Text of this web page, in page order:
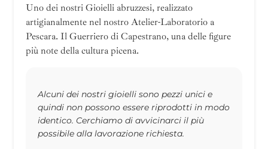
Uno dei nostri Gioielli abruzzesi, realizzato
artigianalmente nel nostro Atelier-Laboratorio a
Pescara. Il Guerriero di Capestrano, una delle figure
più note della cultura picena.
Alcuni dei nostri gioielli sono pezzi unici e
quindi non possono essere riprodotti in modo
identico. Cerchiamo di avvicinarci il più
possibile alla lavorazione richiesta.